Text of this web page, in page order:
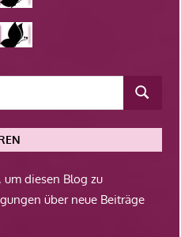
um diesen Blog zu
über neue Beiträge